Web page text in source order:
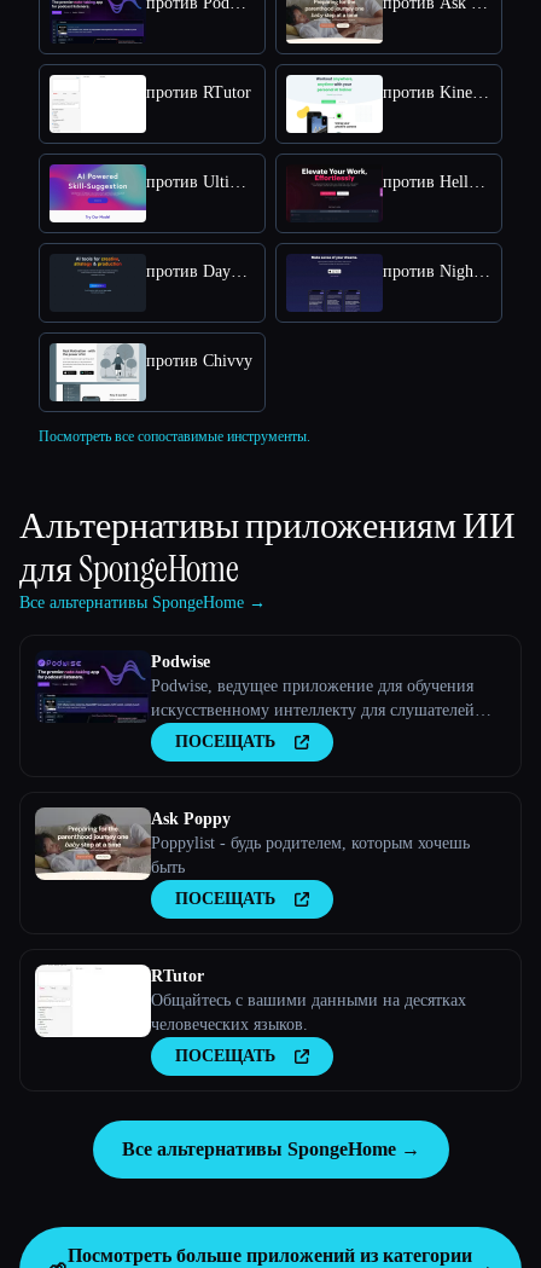
против RTutor против Kinestex
против Ultimate Skill Extractor by Further против HelloScribe
против Daydrm против Nightcap
против Chivvy
Посмотреть все сопоставимые инструменты.
Альтернативы приложениям ИИ
дляSpongeHome
Все альтернативы SpongeHome →
Podwise
Podwise, ведущее приложение для обучения
искусственному интеллекту для слушателей
подкастов.
ПОСЕЩАТЬ
Ask Poppy
Poppylist - будь родителем, которым хочешь
быть
ПОСЕЩАТЬ
RTutor
Общайтесь с вашими данными на десятках
человеческих языков.
ПОСЕЩАТЬ
Все альтернативы SpongeHome →
Посмотреть больше приложений из категории